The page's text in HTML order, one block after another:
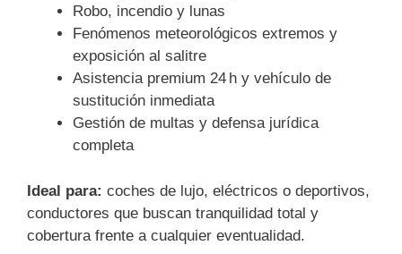
Robo, incendio y lunas
Fenómenos meteorológicos extremos y
exposición al salitre
Asistencia premium 24 h y vehículo de
sustitución inmediata
Gestión de multas y defensa jurídica
completa
Ideal para: coches de lujo, eléctricos o deportivos,
conductores que buscan tranquilidad total y
cobertura frente a cualquier eventualidad.